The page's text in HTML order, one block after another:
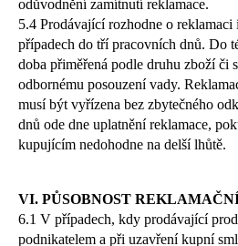
odůvodnění zamítnutí reklamace.
5.4 Prodávající rozhodne o reklamaci
případech do tří pracovních dnů. Do
doba přiměřená podle druhu zboží či
odbornému posouzení vady.
musí být vyřízena bez zbytečného
dnů ode dne uplatnění reklamace,
kupujícím nedohodne na delší lhůtě.
VI. PŮSOBNOST
6.1 V případech, kdy prodávající
podnikatelem a při uzavření kupní